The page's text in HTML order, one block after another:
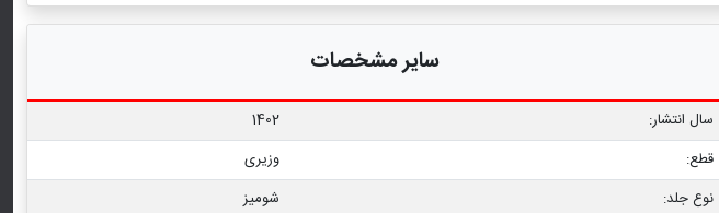
سایر مشخصات
سال انتشار:
1402
قطع:
وزیری
نوع جلد:
شومیز